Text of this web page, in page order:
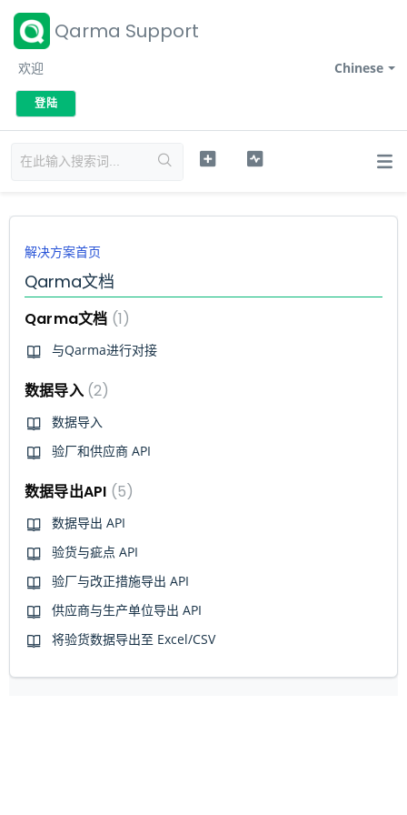
Qarma Support
Chinese
欢迎
登陆
解决方案首页
Qarma文档
Qarma文档 1
与Qarma进行对接
数据导入 2
数据导入
验厂和供应商 API
数据导出API 5
数据导出 API
验货与疵点 API
验厂与改正措施导出 API
供应商与生产单位导出 API
将验货数据导出至 Excel/CSV